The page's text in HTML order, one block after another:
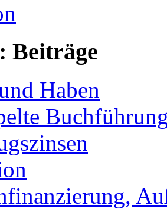
Beiträge
Haben